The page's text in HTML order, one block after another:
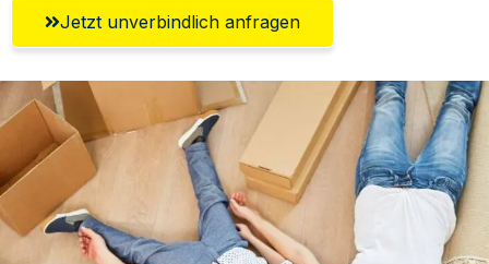
Jetzt unverbindlich anfragen